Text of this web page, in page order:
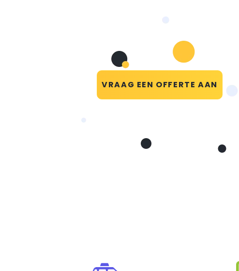
VRAAG EEN OFFERTE AAN